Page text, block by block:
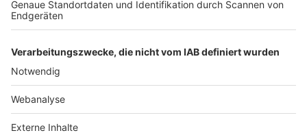
Nutzungsbedingungen Datenschutz Impressum